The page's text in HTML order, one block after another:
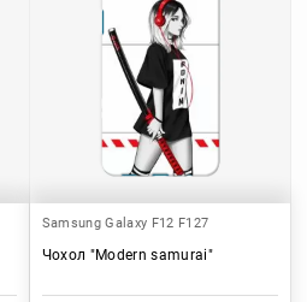
Samsung Galaxy F12 F127
Чохол "Modern samurai"